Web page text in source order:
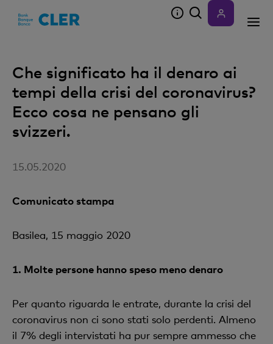
Che significato ha il denaro ai
tempi della crisi del coronavirus?
Ecco cosa ne pensano gli
svizzeri.
15.05.2020
Comunicato stampa
Basilea, 15 maggio 2020
1. Molte persone hanno speso meno denaro
Per quanto riguarda le entrate, durante la crisi del
coronavirus non ci sono stati solo perdenti. Almeno
il 7% degli intervistati ha pur sempre ammesso che